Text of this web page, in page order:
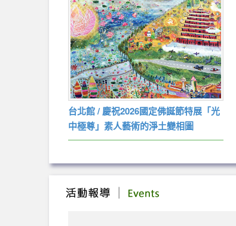
台北館 / 慶祝2026國定佛誕節特展「光
中極尊」素人藝術的淨土變相圖